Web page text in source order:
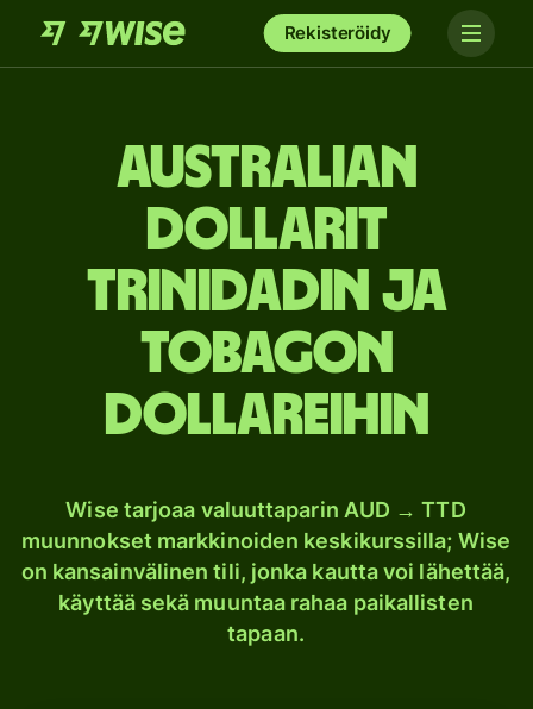
Rekisteröidy
Australian
dollarit
Trinidadin ja
Tobagon
dollareihin
Wise tarjoaa valuuttaparin AUD → TTD
muunnokset markkinoiden keskikurssilla; Wise
on kansainvälinen tili, jonka kautta voi lähettää,
käyttää sekä muuntaa rahaa paikallisten
tapaan.